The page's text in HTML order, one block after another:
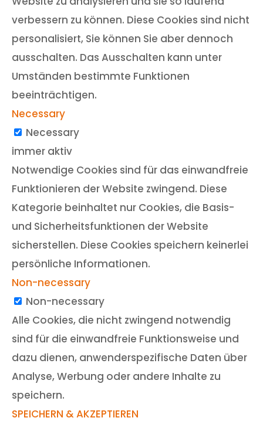
verbessern zu können. Diese Cookies sind nicht
personalisiert, Sie können Sie aber dennoch
ausschalten. Das Ausschalten kann unter
Umständen bestimmte Funktionen
beeinträchtigen.
Necessary
Necessary
immer aktiv
Notwendige Cookies sind für das einwandfreie
Funktionieren der Website zwingend. Diese
Kategorie beinhaltet nur Cookies, die Basis-
und Sicherheitsfunktionen der Website
sicherstellen. Diese Cookies speichern keinerlei
persönliche Informationen.
Non-necessary
Non-necessary
Alle Cookies, die nicht zwingend notwendig
sind für die einwandfreie Funktionsweise und
dazu dienen, anwenderspezifische Daten über
Analyse, Werbung oder andere Inhalte zu
speichern.
SPEICHERN & AKZEPTIEREN